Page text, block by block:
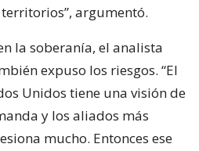
argumentó.
la soberanía, el analista
expuso los riesgos. “El
Unidos tiene una visión de
y los aliados más
mucho. Entonces ese